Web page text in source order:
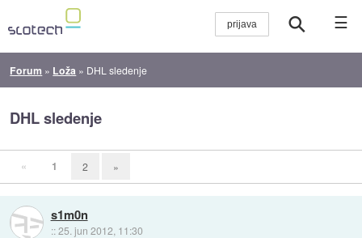
☰
Forum » Loža » DHL sledenje
DHL sledenje
« 1 2 »
s1m0n
::25. jun 2012, 11:30